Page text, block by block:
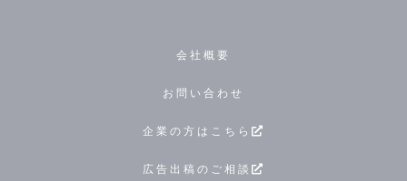
会社概要
お問い合わせ
企業の方はこちら
広告出稿のご相談